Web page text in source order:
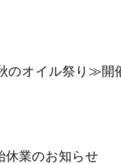
のオイル祭り≫開
休業のお知らせ